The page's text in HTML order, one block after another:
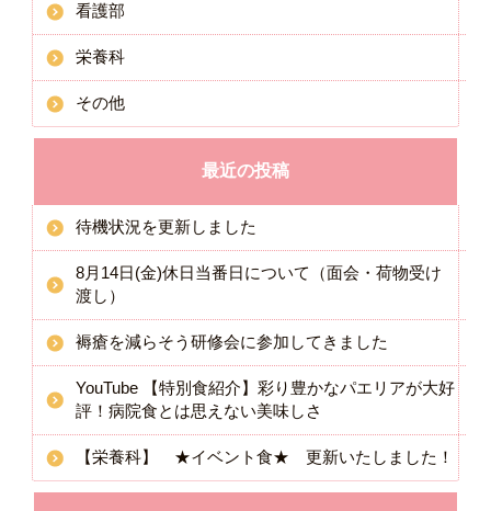
看護部
栄養科
その他
最近の投稿
待機状況を更新しました
8月14日(金)休日当番日について（面会・荷物受け
渡し）
褥瘡を減らそう研修会に参加してきました
YouTube 【特別食紹介】彩り豊かなパエリアが大好
評！病院食とは思えない美味しさ
【栄養科】 ★イベント食★ 更新いたしました！